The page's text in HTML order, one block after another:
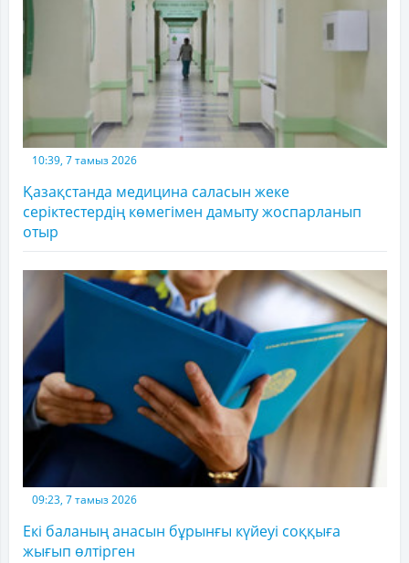
10:39, 7 тамыз 2026
Қазақстанда медицина саласын жеке
серіктестердің көмегімен дамыту жоспарланып
отыр
09:23, 7 тамыз 2026
Екі баланың анасын бұрынғы күйеуі соққыға
жығып өлтірген